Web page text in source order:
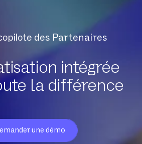
d’anomalies protocolaires
des Partenaires
intégrée
la différence
une démo